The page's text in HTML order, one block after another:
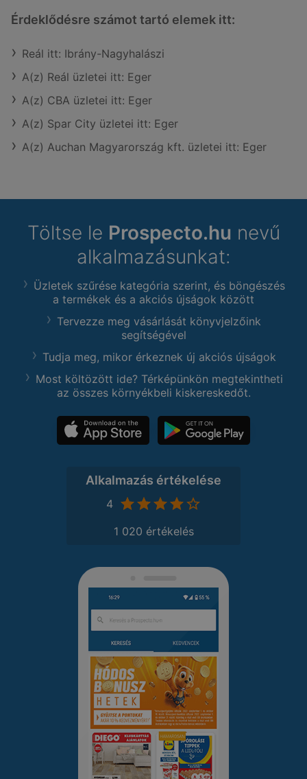
Érdeklődésre számot tartó elemek itt:
Reál itt: Ibrány-Nagyhalászi
A(z) Reál üzletei itt: Eger
A(z) CBA üzletei itt: Eger
A(z) Spar City üzletei itt: Eger
A(z) Auchan Magyarország kft. üzletei itt: Eger
Töltse le Prospecto.hu nevű
alkalmazásunkat:
Üzletek szűrése kategória szerint, és böngészés
a termékek és a akciós újságok között
Tervezze meg vásárlását könyvjelzőink
segítségével
Tudja meg, mikor érkeznek új akciós újságok
Most költözött ide? Térképünkön megtekintheti
az összes környékbeli kiskereskedőt.
Alkalmazás értékelése
4
1 020 értékelés